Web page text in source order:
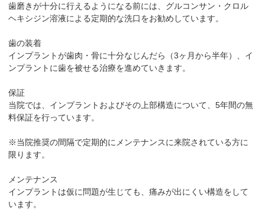
歯磨きが十分に行えるようになる前には、グルコンサン・クロル
ヘキシジン溶液による定期的な洗口をお勧めしています。
歯の装着
インプラントが歯肉・骨に十分なじんだら（3ヶ月から半年）、イ
ンプラントに歯を被せる治療を進めていきます。
保証
当院では、インプラントおよびその上部構造について、5年間の無
料保証を行っています。
※当院推奨の間隔で定期的にメンテナンスに来院されている方に
限ります。
メンテナンス
インプラントは仮に問題が生じても、痛みが出にくい構造をして
います。